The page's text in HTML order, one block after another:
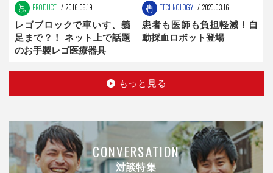
PRODUCT 2016.05.19
レゴブロックで車いす、義
足まで？！ ネット上で話題
のお手製レゴ医療器具
TECHNOLOGY 2020.03.16
患者も医師も負担軽減！自
動採血ロボット登場
もっと見る
CONVERSATION
対談特集